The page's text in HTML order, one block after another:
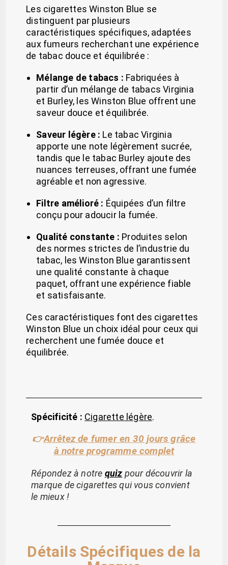
Les cigarettes Winston Blue se
distinguent par plusieurs
caractéristiques spécifiques, adaptées
aux fumeurs recherchant une expérience
de tabac douce et équilibrée :
Mélange de tabacs : Fabriquées à
partir d’un mélange de tabacs Virginia
et Burley, les Winston Blue offrent une
saveur douce et équilibrée.
Saveur légère : Le tabac Virginia
apporte une note légèrement sucrée,
tandis que le tabac Burley ajoute des
nuances terreuses, offrant une fumée
agréable et non agressive.
Filtre amélioré : Équipées d’un filtre
conçu pour adoucir la fumée.
Qualité constante : Produites selon
des normes strictes de l’industrie du
tabac, les Winston Blue garantissent
une qualité constante à chaque
paquet, offrant une expérience fiable
et satisfaisante.
Ces caractéristiques font des cigarettes
Winston Blue un choix idéal pour ceux qui
recherchent une fumée douce et
équilibrée.
Spécificité : Cigarette légère.
👉Arrêtez de fumer en 30 jours grâce
à notre programme complet
Répondez à notre quiz pour découvrir la
marque de cigarettes qui vous convient
le mieux !
Détails Spécifiques de la